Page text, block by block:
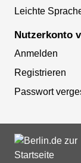
Leichte
Nutzerkonto
Anmelden
Registrieren
Passwort